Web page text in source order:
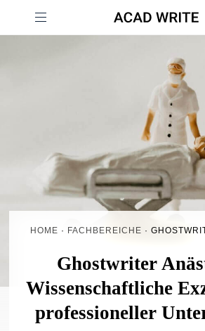
HOME · FACHBEREICHE ·
Ghostwriter
Wissenschaftliche
professioneller